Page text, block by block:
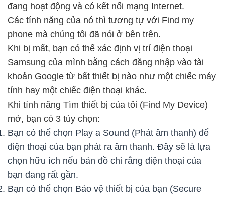
đang hoạt động và có kết nối mạng Internet.
Các tính năng của nó thì tương tự với Find my
phone mà chúng tôi đã nói ở bên trên.
Khi bị mất, bạn có thể xác định vị trí điện thoại
Samsung của mình bằng cách đăng nhập vào tài
khoản Google từ bất thiết bị nào như một chiếc máy
tính hay một chiếc điện thoại khác.
Khi tính năng Tìm thiết bị của tôi (Find My Device)
mở, bạn có 3 tùy chọn:
Bạn có thể chọn Play a Sound (Phát âm thanh) để
điện thoại của bạn phát ra âm thanh. Đây sẽ là lựa
chọn hữu ích nếu bản đồ chỉ rằng điện thoại của
bạn đang rất gần.
Bạn có thể chọn Bảo vệ thiết bị của bạn (Secure